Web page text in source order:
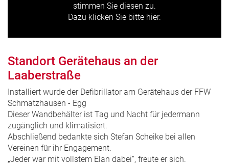
stimmen Sie diesen zu.
Dazu klicken Sie bitte hier.
Standort Gerätehaus an der
Laaberstraße
Installiert wurde der Defibrillator am Gerätehaus der FFW
Schmatzhausen - Egg
Dieser Wandbehälter ist Tag und Nacht für jedermann
zugänglich und klimatisiert.
Abschließend bedankte sich Stefan Scheike bei allen
Vereinen für ihr Engagement.
„Jeder war mit vollstem Elan dabei“, freute er sich.